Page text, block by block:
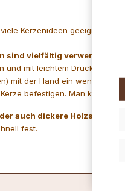
Kerzenideen geeignet,
sind vielfältig verwendbar.
und mit leichtem Druck auf
mit der Hand ein wenig
befestigen. Man kann
auch dickere
fest.